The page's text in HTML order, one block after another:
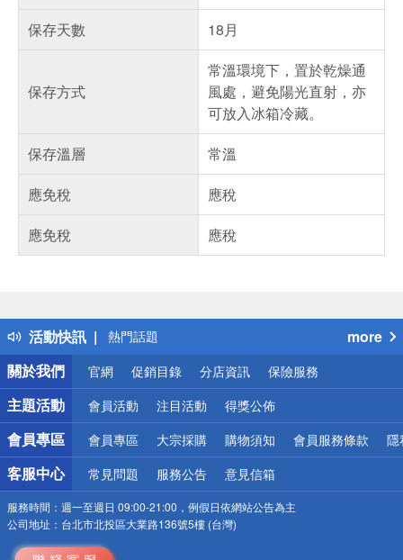
保存天數 18月
保存方式
常溫環境下，置於乾燥通
風處，避免陽光直射，亦
可放入冰箱冷藏。
保存溫層
常溫
應免稅
應稅
應免稅
應稅
活動快訊
得獎公告
熱門話題
銀行優惠
偏遠地區配送
詐騙網頁！請小心！
more
關於我們
官網 促銷目錄 分店資訊 保險服務
主題活動 會員活動 注目活動 得獎公佈
會員專區 會員專區 大宗採購 購物須知 會員服務條款 隱
客服中心 常見問題 服務公告 意見信箱
服務時間： 週一至週日 09:00-21:00，例假日依網站公告為主
公司地址： 台北市北投區大業路136號5樓 (台灣)